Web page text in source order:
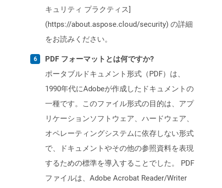
キュリティ プラクティス]
(https://about.aspose.cloud/security) の詳細
をお読みください。
PDF フォーマットとは何ですか?
ポータブルドキュメント形式（PDF）は、
1990年代にAdobeが作成したドキュメントの
一種です。このファイル形式の目的は、アプ
リケーションソフトウェア、ハードウェア、
オペレーティングシステムに依存しない形式
で、ドキュメントやその他の参照資料を表現
するための標準を導入することでした。 PDF
ファイルは、Adobe Acrobat Reader/Writer